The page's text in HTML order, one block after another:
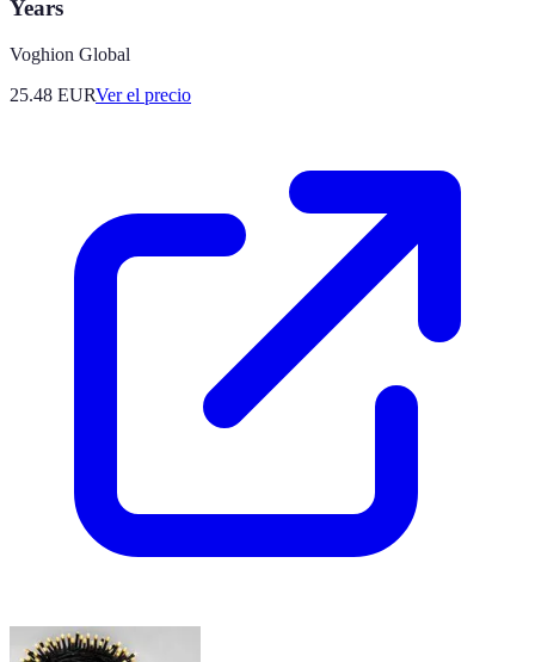
Years
Voghion Global
25.48 EURVer el precio